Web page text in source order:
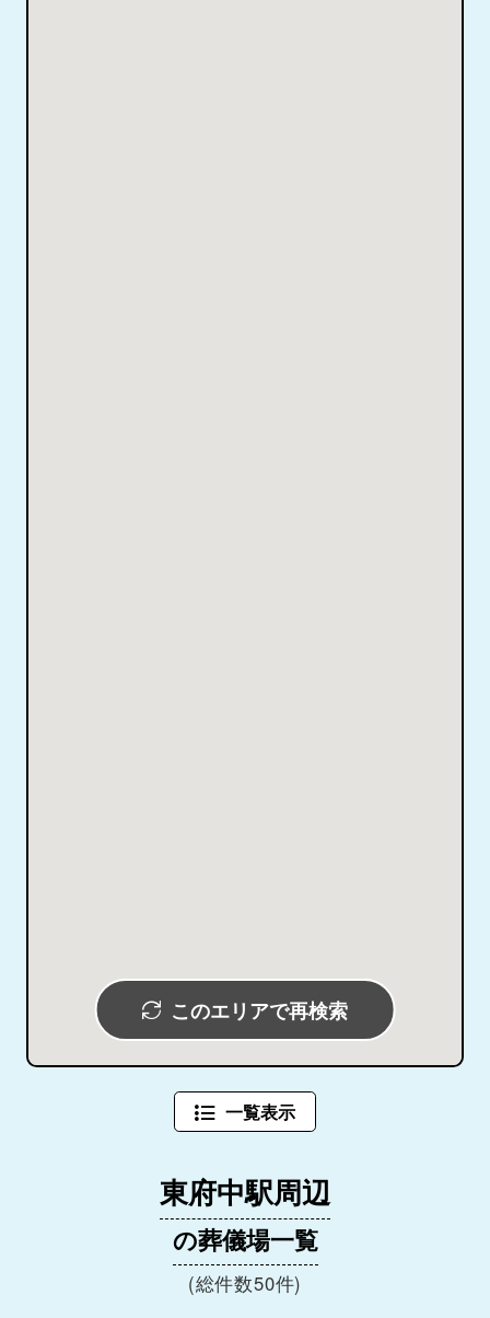
このエリアで再検索
一覧表示
東府中駅周辺
の葬儀場一覧
(総件数50件)